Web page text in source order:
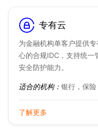
专有云
为金融机构单客户提供
心的合规IDC，支持统一
安全防护能力。
适合的机构： 银行，保险
了解更多